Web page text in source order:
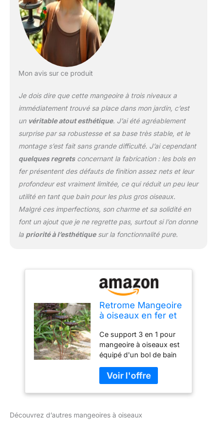
basculer Construit avec
des composants simples
qui le rendent facile à
assembler; le bol est
marie bien avec les
Un cadeau spécial et
décent pour les
observateurs d'oiseaux
sauvages et les
Mon avis sur ce produit
Je dois dire que cette mangeoire à trois niveaux a
immédiatement trouvé sa place dans mon jardin, c’est
un véritable atout esthétique. J’ai été agréablement
surprise par sa robustesse et sa base très stable, et le
montage s’est fait sans grande difficulté. J’ai cependant
quelques regretsconcernant la fabrication : les bols en
fer présentent des défauts de finition assez nets et leur
profondeur est vraiment limitée, ce qui réduit un peu leur
utilité en tant que bain pour les plus gros oiseaux.
Malgré ces imperfections, son charme et sa solidité en
font un ajout que je ne regrette pas, surtout si l’on donne
la priorité à l’esthétiquesur la fonctionnalité pure.
Retrome Mangeoire
à oiseaux en fer et
l'extérieur, bain
d'oiseaux à 3
niveaux avec
mangeoires, bols
autoportants pour
extérieur, jardin,
porche, 88,9 cm de
Ce support 3 en 1 pour
mangeoire à oiseaux est
équipé d'un bol de bain
mangeoires Construit en
fer, le piédestal à 3
niveaux est
et dispose d'une base
Découvrez d’autres mangeoires à oiseaux